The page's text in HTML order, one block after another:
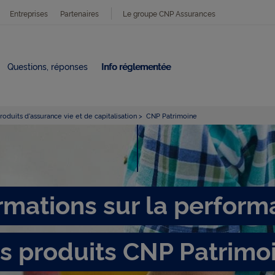
Entreprises Partenaires Le groupe CNP Assurances
Questions, réponses Info réglementée
d'assurance vie et de capitalisation CNP Patrimoine
I
n
f
sur la
produits CNP